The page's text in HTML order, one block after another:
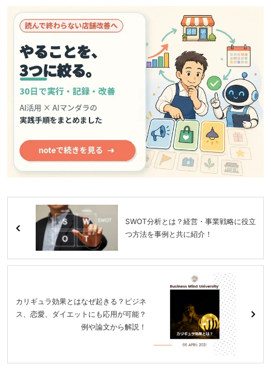
SWOT分析とは？経営・事業戦略に役立
つ方法を事例と共に紹介！
カリギュラ効果とはなぜ起きる？ビジネ
ス、恋愛、ダイエットにも応用が可能？
例や論文から解説！